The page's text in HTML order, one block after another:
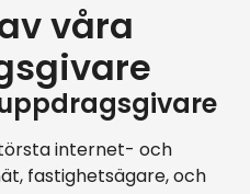
våra
internet- och
fastighetsägare, och